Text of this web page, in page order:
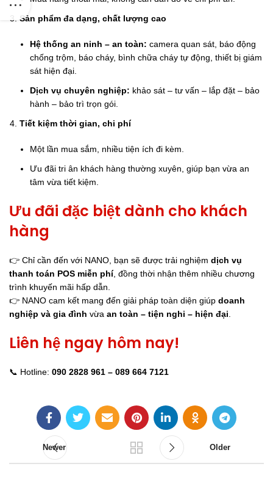
Sản phẩm đa dạng, chất lượng cao
Hệ thống an ninh – an toàn: camera quan sát, báo động
chống trộm, báo cháy, bình chữa cháy tự động, thiết bị giám
sát hiện đại.
Dịch vụ chuyên nghiệp: khảo sát – tư vấn – lắp đặt – bảo
hành – bảo trì trọn gói.
Tiết kiệm thời gian, chi phí
Một lần mua sắm, nhiều tiện ích đi kèm.
Ưu đãi tri ân khách hàng thường xuyên, giúp bạn vừa an
tâm vừa tiết kiệm.
Ưu đãi đặc biệt dành cho khách
hàng
👉 Chỉ cần đến với NANO, bạn sẽ được trải nghiệm dịch vụ
thanh toán POS miễn phí, đồng thời nhận thêm nhiều chương
trình khuyến mãi hấp dẫn.
👉 NANO cam kết mang đến giải pháp toàn diện giúp doanh
nghiệp và gia đình vừa an toàn – tiện nghi – hiện đại
Liên hệ ngay hôm nay!
📞 Hotline: 090 2828 961 – 089 664 7121
Newer Older